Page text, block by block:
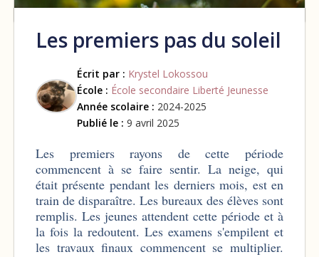
Les premiers pas du soleil
Écrit par : Krystel Lokossou
École : École secondaire Liberté Jeunesse
Année scolaire : 2024-2025
Publié le : 9 avril 2025
Les premiers rayons de cette période
commencent à se faire sentir. La neige, qui
était présente pendant les derniers mois, est en
train de disparaître. Les bureaux des élèves sont
remplis. Les jeunes attendent cette période et à
la fois la redoutent. Les examens s'empilent et
les travaux finaux commencent se multiplier.